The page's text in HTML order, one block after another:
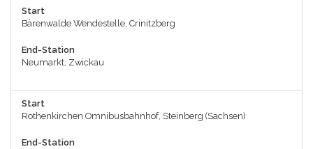
Start
Bärenwalde Wendestelle, Crinitzberg
End-Station
Neumarkt, Zwickau
Start
Rothenkirchen Omnibusbahnhof, Steinberg (Sachsen)
End-Station